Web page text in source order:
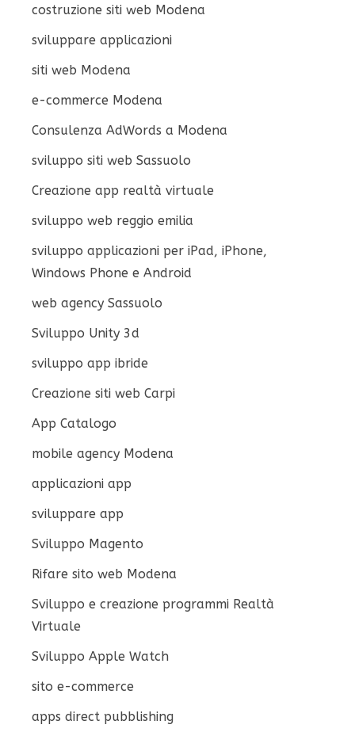
costruzione siti web Modena
sviluppare applicazioni
siti web Modena
e-commerce Modena
Consulenza AdWords a Modena
sviluppo siti web Sassuolo
Creazione app realtà virtuale
sviluppo web reggio emilia
sviluppo applicazioni per iPad, iPhone,
Windows Phone e Android
web agency Sassuolo
Sviluppo Unity 3d
sviluppo app ibride
Creazione siti web Carpi
App Catalogo
mobile agency Modena
applicazioni app
sviluppare app
Sviluppo Magento
Rifare sito web Modena
Sviluppo e creazione programmi Realtà
Virtuale
Sviluppo Apple Watch
sito e-commerce
apps direct pubblishing